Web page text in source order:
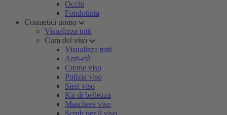
Occhi
Fondotinta
Cosmetici uomo
Visualizza tutti
Cura del viso
Visualizza tutti
Anti-età
Creme viso
Pulizia viso
Sieri viso
Kit di bellezza
Maschere viso
Scrub per il viso